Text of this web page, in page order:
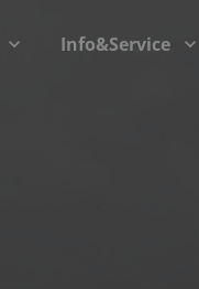
Info&Service